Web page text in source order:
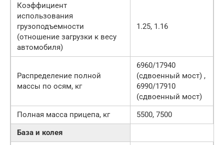
Коэффициент
использования
грузоподъемности
(отношение загрузки к весу
автомобиля)
1.25, 1.16
Распределение полной
массы по осям, кг
6960/17940
(сдвоенный мост) ,
6990/17910
(сдвоенный мост)
Полная масса прицепа, кг
5500, 7500
База и колея